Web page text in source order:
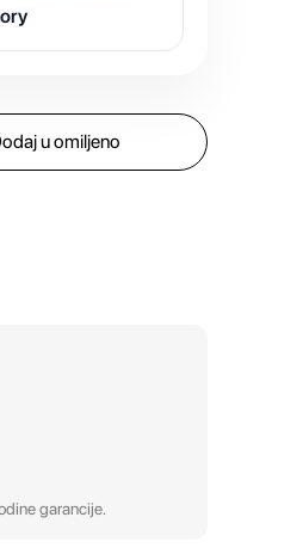
u omiljeno
garancije.